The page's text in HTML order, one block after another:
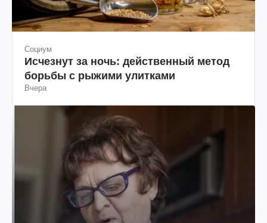
Социум
Исчезнут за ночь: действенный метод
борьбы с рыжими улитками
Вчера